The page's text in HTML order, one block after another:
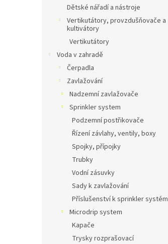
Dětské nářadí a nástroje
Vertikutátory, provzdušňovače a
kultivátory
Vertikutátory
Voda v zahradě
Čerpadla
Zavlažování
Nadzemní zavlažovače
Sprinkler system
Podzemní postřikovače
Řízení závlahy, ventily, boxy
Spojky, přípojky
Trubky
Vodní zásuvky
Sady k zavlažování
Příslušenství k sprinkler
Microdrip system
Kapače
Trysky rozprašovací